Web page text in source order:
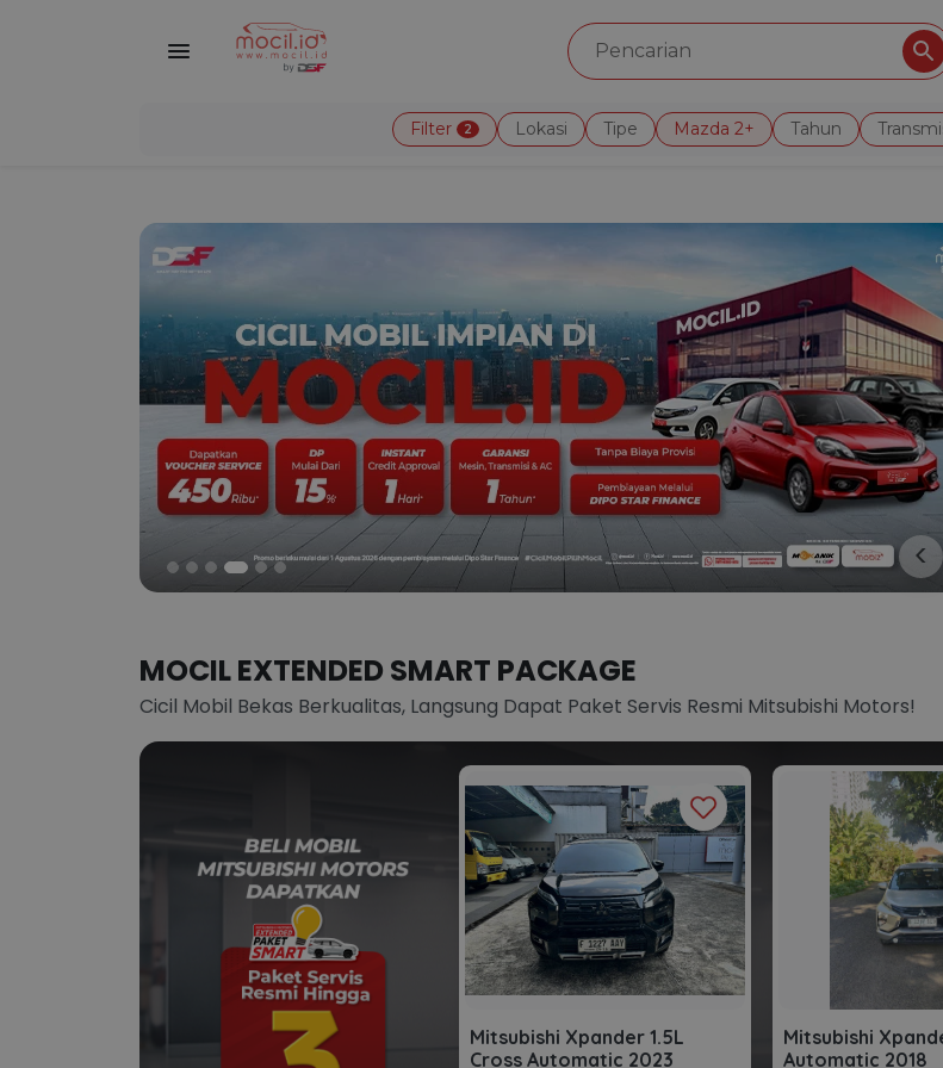
Filter 2 Lokasi Tipe Mazda 2+ Tahun
<
MOCIL EXTENDED SMART PACKAGE
Cicil Mobil Bekas Berkualitas, Langsung Dapat Paket Servis Resmi Mitsubishi Motors!
Mitsubishi Xpander 1.5L
Cross Automatic 2023
Mitsubishi
Automatic 2018